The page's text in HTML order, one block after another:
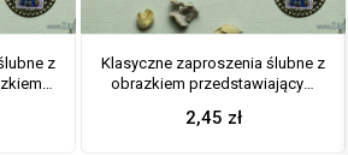
z
Klasyczne zaproszenia ślubne z
obrazkiem przedstawiającym
oraz kartkę z kalendarza z
2,45 zł